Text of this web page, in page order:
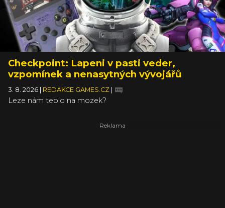
Checkpoint: Lapeni v pasti veder,
vzpomínek a nenasytných vývojářů
3. 8. 2026 REDAKCE GAMES.CZ
Leze nám teplo na mozek?